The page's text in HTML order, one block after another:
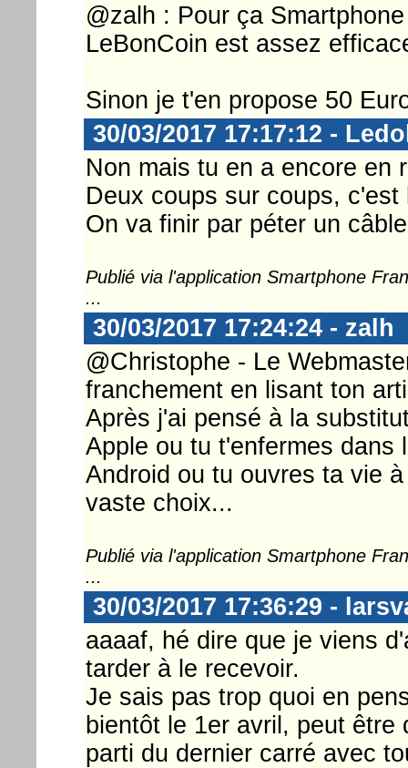
@zalh : Pour ça
LeBonCoin est assez
Sinon je t'en propose 50
30/03/2017 17:17:12 -
Non mais tu en a encore en
Deux coups sur coups,
On va finir par péter un
Publié via l'application Smartphone
...
30/03/2017 17:24:24 - zalh
@Christophe - Le
franchement en lisant ton
Après j'ai pensé à la
Apple ou tu t'enfermes dans
Android ou tu ouvres ta vie
vaste choix...
Publié via l'application Smartphone
...
30/03/2017 17:36:29 -
aaaaf, hé dire que je viens
tarder à le recevoir.
Je sais pas trop quoi en
bientôt le 1er avril, peut
parti du dernier carré avec